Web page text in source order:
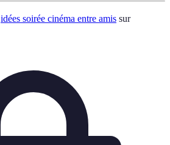
idées soirée cinéma entre amis sur